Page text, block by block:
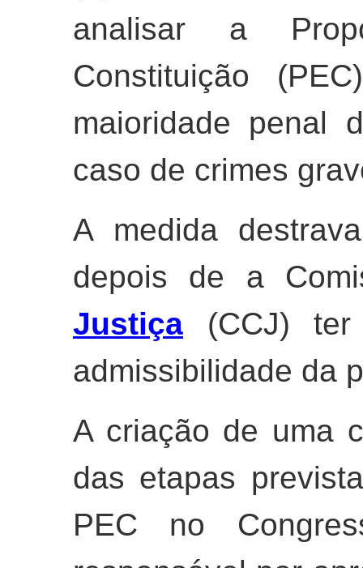
analisar a
Constituição
maioridade penal
caso de crimes
A medida
depois de a
Justiça (CCJ)
admissibilidade da
A criação de uma
das etapas
PEC no